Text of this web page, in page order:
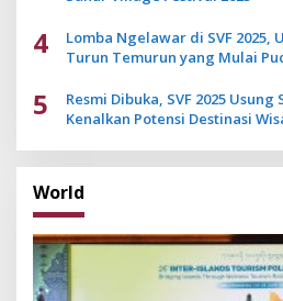
4
Lomba Ngelawar di SVF 2025,
Turun Temurun yang Mulai
5
Resmi Dibuka, SVF 2025
Kenalkan Potensi Destinasi
World